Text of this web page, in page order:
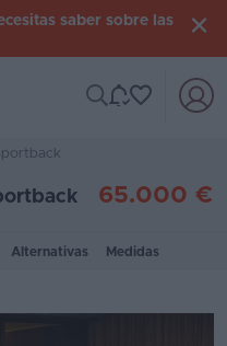
saber sobre las
65.000 €
Alternativas Medidas